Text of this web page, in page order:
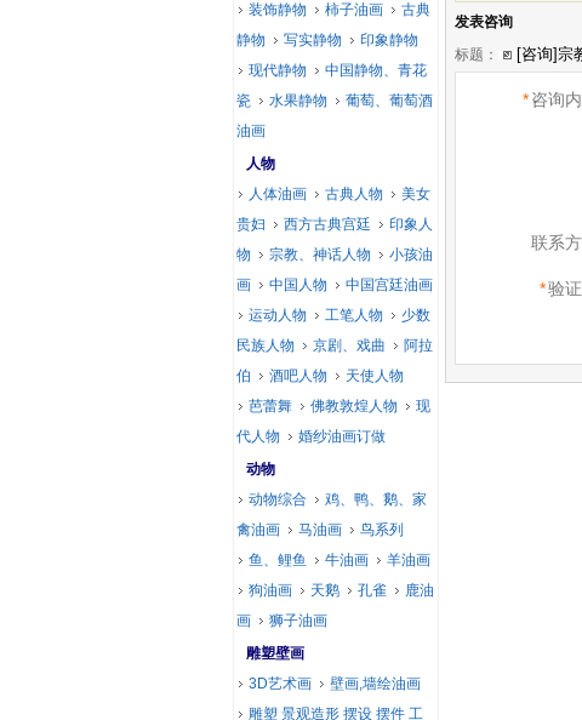
发表咨询
标题：
*咨询内
联系方
*验证
装饰静物
柿子油画
古典
静物
写实静物
印象静物
现代静物
中国静物、青花
瓷
水果静物
葡萄、葡萄酒
油画
人物
人体油画
古典人物
美女
贵妇
西方古典宫廷
印象人
物
宗教、神话人物
小孩油
画
中国人物
中国宫廷油画
运动人物
工笔人物
少数
民族人物
京剧、戏曲
阿拉
伯
酒吧人物
天使人物
芭蕾舞
佛教敦煌人物
现
代人物
婚纱油画订做
动物
动物综合
鸡、鸭、鹅、家
禽油画
马油画
鸟系列
鱼、鲤鱼
牛油画
羊油画
狗油画
天鹅 孔雀
鹿油
画
狮子油画
雕塑壁画
3D艺术画
壁画,墙绘油画
雕塑 景观造形 摆设 摆件 工